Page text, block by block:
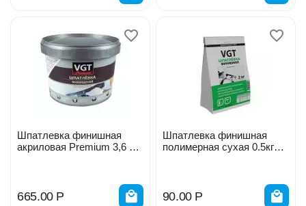
Шпатлевка финишная
акриловая Premium 3,6 кг
665.00 Р
Шпатлевка финишная
полимерная сухая 0.5кг
90.00 Р